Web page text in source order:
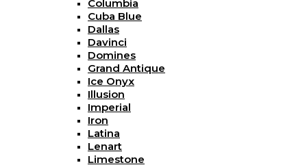
Columbia
Cuba Blue
Dallas
Davinci
Domines
Grand Antique
Ice Onyx
Illusion
Imperial
Iron
Latina
Lenart
Limestone